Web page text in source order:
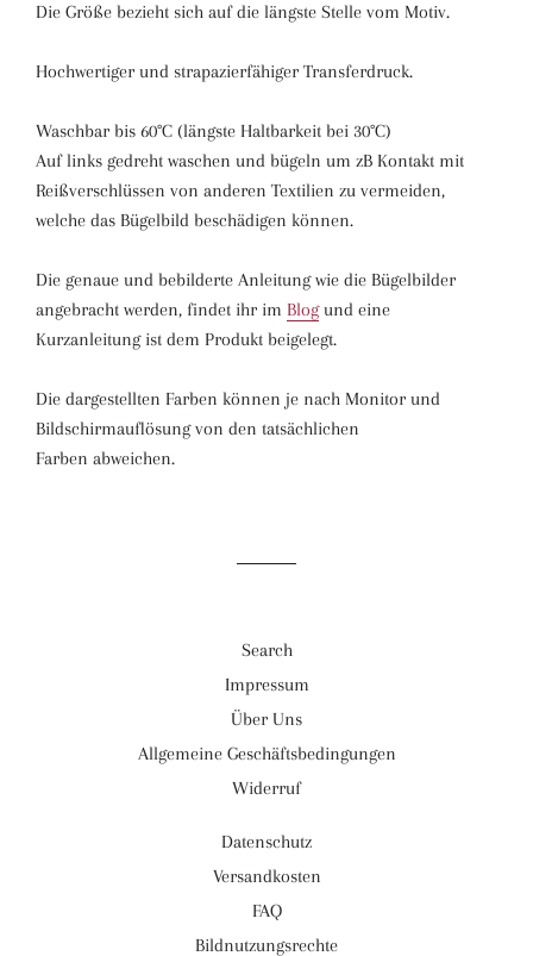
Die Größe bezieht sich auf die längste Stelle vom Motiv.
Hochwertiger und strapazierfähiger Transferdruck.
Waschbar bis 60°C (längste Haltbarkeit bei 30°C)
Auf links gedreht waschen und bügeln um zB Kontakt mit
Reißverschlüssen von anderen Textilien zu vermeiden,
welche das Bügelbild beschädigen können.
Die genaue und bebilderte Anleitung wie die Bügelbilder
angebracht werden, findet ihr im Blogund eine
Kurzanleitung ist dem Produkt beigelegt.
Die dargestellten Farben können je nach Monitor und
Bildschirmauflösung von den tatsächlichen
Farben abweichen.
Search
Impressum
Über Uns
Allgemeine Geschäftsbedingungen
Widerruf
Datenschutz
Versandkosten
FAQ
Bildnutzungsrechte